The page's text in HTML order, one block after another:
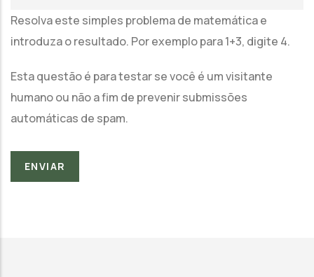
Resolva este simples problema de matemática e
introduza o resultado. Por exemplo para 1+3, digite 4.
Esta questão é para testar se você é um visitante
humano ou não a fim de prevenir submissões
automáticas de spam.